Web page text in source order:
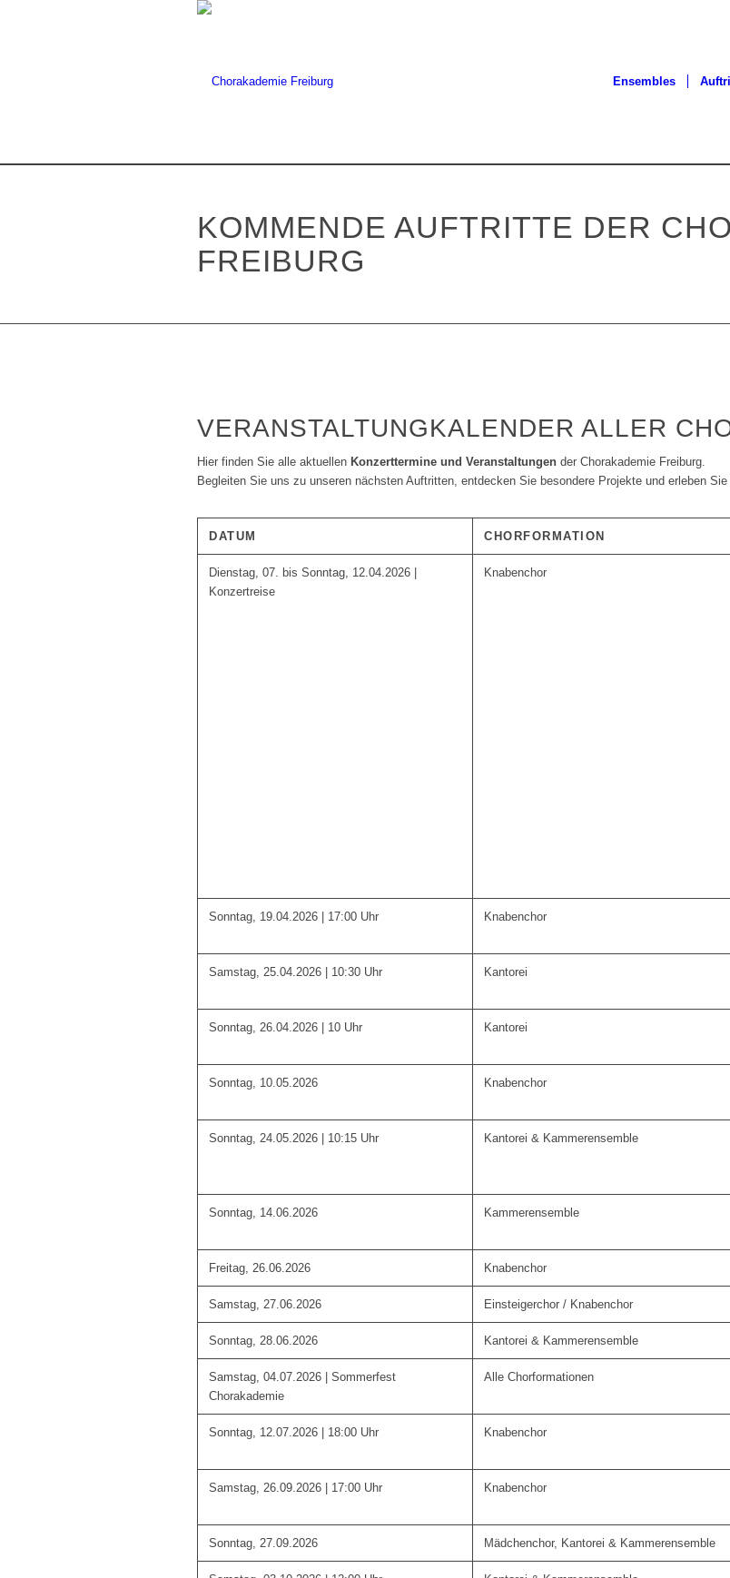
Ensembles
KOMMENDE AUFTRITTE DER
FREIBURG
VERANSTALTUNGKALENDER ALLER
Hier finden Sie alle aktuellen Konzerttermine und Veranstaltungen der Chorakademie Freiburg.
Begleiten Sie uns zu unseren nächsten Auftritten, entdecken Sie besondere Projekte und erleben
DATUM CHORFORMATION
Dienstag, 07. bis Sonntag, 12.04.2026 |
Konzertreise
Knabenchor
Sonntag, 19.04.2026 | 17:00 Uhr Knabenchor
Samstag, 25.04.2026 | 10:30 Uhr Kantorei
Sonntag, 26.04.2026 | 10 Uhr Kantorei
Sonntag, 10.05.2026 Knabenchor
Sonntag, 24.05.2026 | 10:15 Uhr Kantorei & Kammerensemble
Sonntag, 14.06.2026 Kammerensemble
Freitag, 26.06.2026 Knabenchor
Samstag, 27.06.2026 Einsteigerchor / Knabenchor
Sonntag, 28.06.2026 Kantorei & Kammerensemble
Samstag, 04.07.2026 | Sommerfest
Chorakademie
Alle Chorformationen
Sonntag, 12.07.2026 | 18:00 Uhr Knabenchor
Samstag, 26.09.2026 | 17:00 Uhr Knabenchor
Sonntag, 27.09.2026 Mädchenchor, Kantorei & Kammerensemble